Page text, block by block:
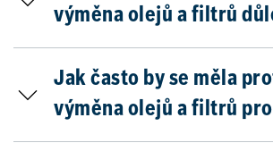
výměna olejů a filtrů
Jak často by se měla
výměna olejů a filtrů